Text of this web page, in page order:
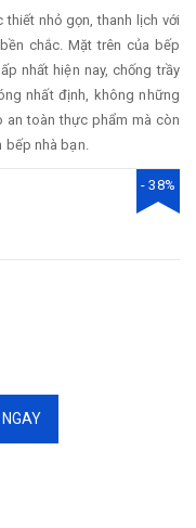
nhỏ gọn, thanh lịch với
chắc. Mặt trên của bếp
nhất hiện nay, chống trầy
nhất định, không những
an toàn thực phẩm mà còn
bếp nhà bạn.
- 38%